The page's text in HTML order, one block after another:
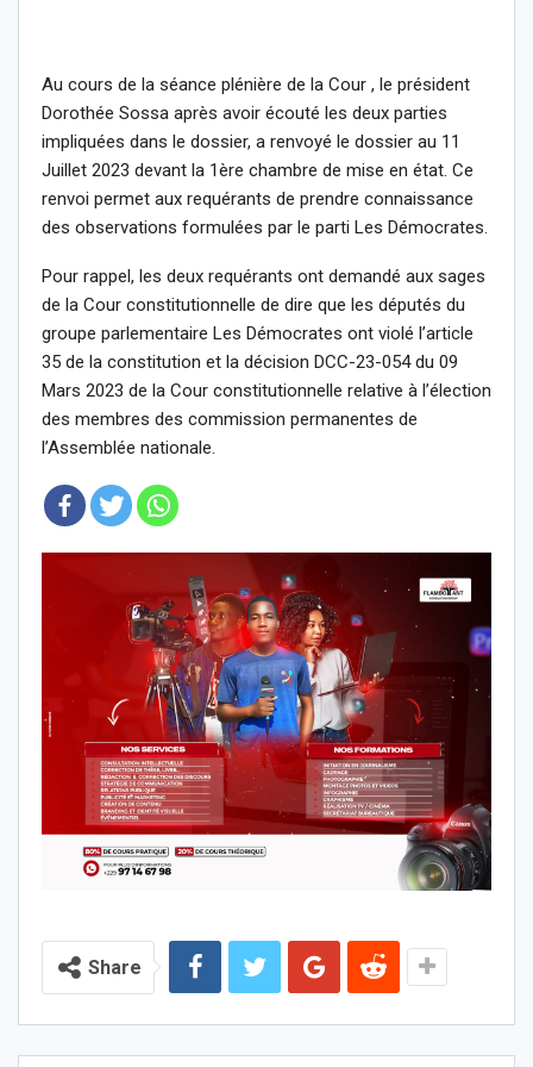
Au cours de la séance plénière de la Cour , le président
Dorothée Sossa après avoir écouté les deux parties
impliquées dans le dossier, a renvoyé le dossier au 11
Juillet 2023 devant la 1ère chambre de mise en état. Ce
renvoi permet aux requérants de prendre connaissance
des observations formulées par le parti Les Démocrates.
Pour rappel, les deux requérants ont demandé aux sages
de la Cour constitutionnelle de dire que les députés du
groupe parlementaire Les Démocrates ont violé l’article
35 de la constitution et la décision DCC-23-054 du 09
Mars 2023 de la Cour constitutionnelle relative à l’élection
des membres des commission permanentes de
l’Assemblée nationale.
Share